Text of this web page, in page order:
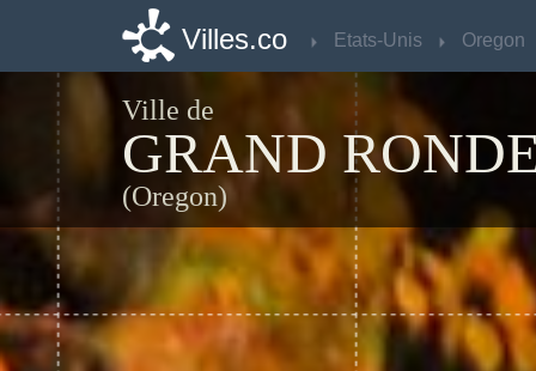
Villes.co Etats-Unis Oregon
Ville de
GRAND
(Oregon)
Villes.co Etats-Unis Oregon